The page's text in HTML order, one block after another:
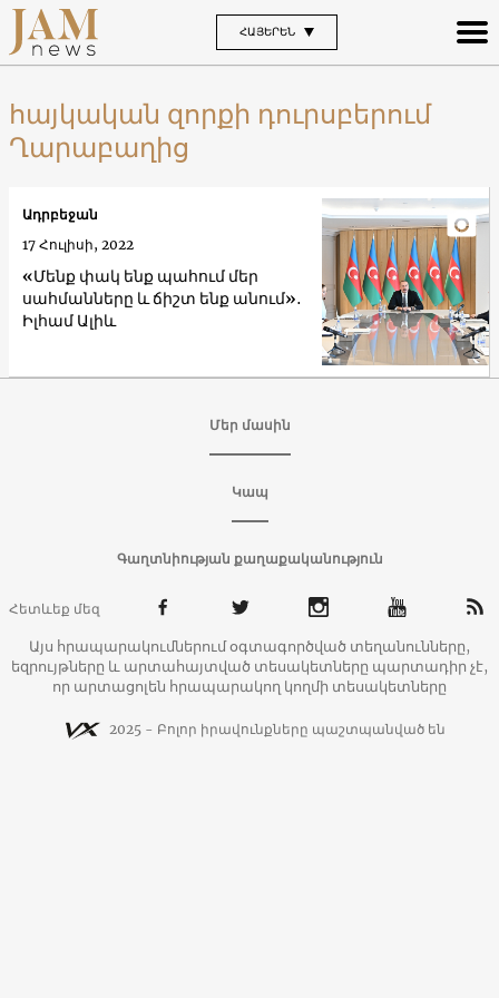
ՀԱՅԵՐԵՆ
հայկական զորքի դուրսբերում
Ղարաբաղից
«Մենք փակ ենք պահում մեր
սահմանները և ճիշտ ենք անում»․
Իլհամ Ալիև
Ադրբեջան
17 Հուլիսի, 2022
Մեր մասին
Կապ
Գաղտնիության քաղաքականություն
Հետևեք մեզ
Այս հրապարակումներում օգտագործված տեղանունները,
եզրույթները և արտահայտված տեսակետները պարտադիր չէ,
որ արտացոլեն հրապարակող կողմի տեսակետները
2025 - Բոլոր իրավունքները պաշտպանված են